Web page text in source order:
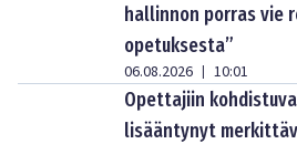
hallinnon porras vie
opetuksesta”
06.08.2026 | 10:01
Opettajiin
lisääntynyt